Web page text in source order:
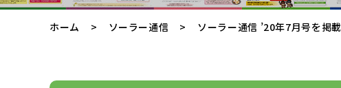
ホーム ソーラー通信 ソーラー通信 ’20年7月号を掲載